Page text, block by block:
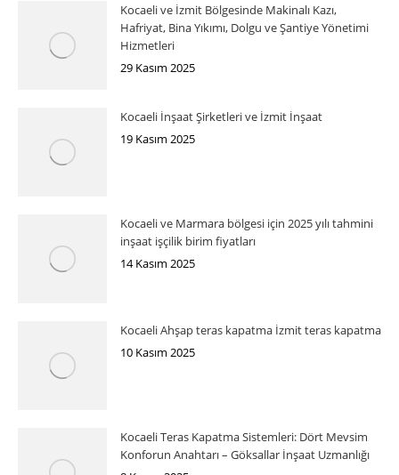
Kocaeli ve İzmit Bölgesinde Makinalı Kazı,
Hafriyat, Bina Yıkımı, Dolgu ve Şantiye Yönetimi
Hizmetleri
29 Kasım 2025
Kocaeli İnşaat Şirketleri ve İzmit İnşaat
19 Kasım 2025
Kocaeli ve Marmara bölgesi için 2025 yılı tahmini
inşaat işçilik birim fiyatları
14 Kasım 2025
Kocaeli Ahşap teras kapatma İzmit teras kapatma
10 Kasım 2025
Kocaeli Teras Kapatma Sistemleri: Dört Mevsim
Konforun Anahtarı – Göksallar İnşaat Uzmanlığı